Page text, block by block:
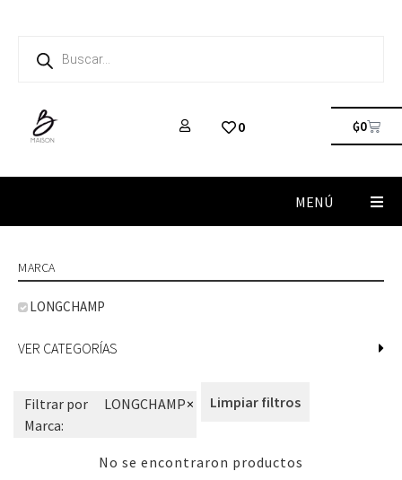
0 ₲0
MENÚ
MARCA
LONGCHAMP
VER CATEGORÍAS
Filtrar por
Marca:
LONGCHAMP× Limpiar filtros
No se encontraron productos